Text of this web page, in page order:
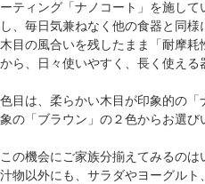
ーティング「ナノコート」を施し
し、毎日気兼ねなく他の食器と同様
木目の風合いを残したまま「耐摩
から、日々使いやすく、長く使える
色目は、柔らかい木目が印象的の
象の「ブラウン」の２色からお選び
この機会にご家族分揃えてみるのは
汁物以外にも、サラダやヨーグル